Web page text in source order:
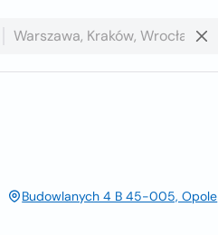
Budowlanych 4 B 45-005, Opole